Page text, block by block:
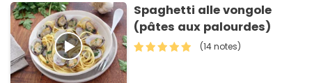
Spaghetti alle vongole
(pâtes aux palourdes)
(14 notes)